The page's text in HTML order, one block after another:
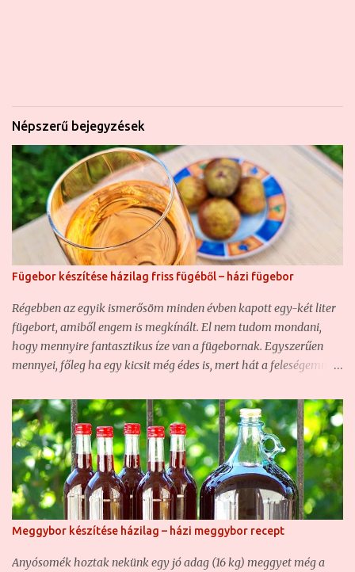
Népszerű bejegyzések
Fügebor készítése házilag friss fügéből – házi fügebor
Régebben az egyik ismerősöm minden évben kapott egy-két liter
fügebort, amiből engem is megkínált. El nem tudom mondani,
hogy mennyire fantasztikus íze van a fügebornak. Egyszerűen
mennyei, főleg ha egy kicsit még édes is, mert hát a feleségemmel
sem volt arról, hogy gyümölcsbort készíteni nem egy nagy
ördöngösség, hiszen a munka nagy részét elvégzik helyettünk az
élesztőgombák. Szóval, nagyon ízlett a fügebor, ezért eldöntöttem,
mindenképp fogok egyszer én is fügebort készíteni. De
valahogyan sehogy sem akart ez összejönni, mert nem tudtam
kellő mennyiségű eléggé érett fügét szerezni. Igen, nekem, aki ma
fügés blogot vezetek, és számtalan különleges fügebokor van a
kertemben, nekem egykor gondot okozott fügét beszerezni, ami
nem is csoda, hiszen nem volt saját kertem saját fügékkel. Igaz,
Meggybor készítése házilag – házi meggybor recept
Anyósomék hoztak nekünk egy jó adag (16 kg) meggyet még a